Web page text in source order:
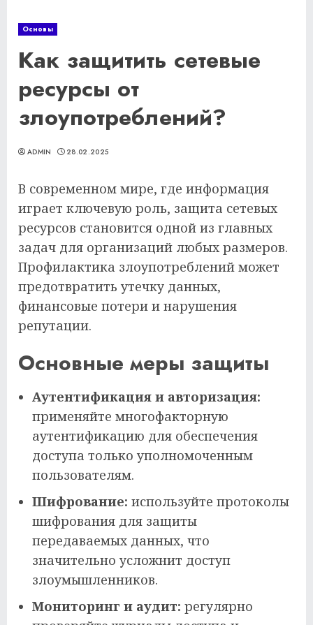
Основы
Как защитить сетевые
ресурсы от
злоупотреблений?
ADMIN 28.02.2025
В современном мире, где информация
играет ключевую роль, защита сетевых
ресурсов становится одной из главных
задач для организаций любых размеров.
Профилактика злоупотреблений может
предотвратить утечку данных,
финансовые потери и нарушения
репутации.
Основные меры защиты
Аутентификация и авторизация:
применяйте многофакторную
аутентификацию для обеспечения
доступа только уполномоченным
пользователям.
Шифрование: используйте протоколы
шифрования для защиты
передаваемых данных, что
значительно усложнит доступ
злоумышленников.
Мониторинг и аудит: регулярно